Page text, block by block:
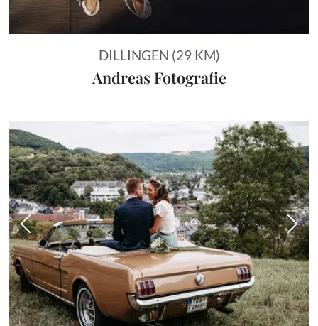
DILLINGEN (29 KM)
Andreas Fotografie
Vorheriges Bild